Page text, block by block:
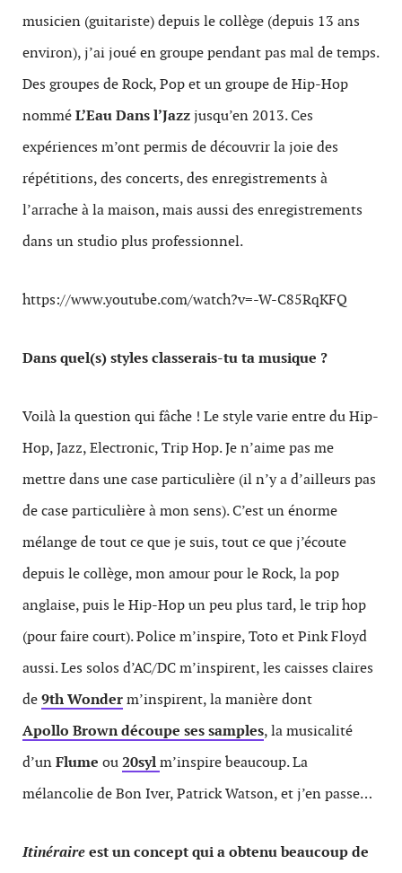
musicien (guitariste) depuis le collège (depuis 13 ans
environ), j’ai joué en groupe pendant pas mal de temps.
Des groupes de Rock, Pop et un groupe de Hip-Hop
nomméL’Eau Dans l’Jazzjusqu’en 2013. Ces
expériences m’ont permis de découvrir la joie des
répétitions, des concerts, des enregistrements à
l’arrache à la maison, mais aussi des enregistrements
dans un studio plus professionnel.
https://www.youtube.com/watch?v=-W-C85RqKFQ
Dans quel(s) styles classerais-tu ta musique ?
Voilà la question qui fâche ! Le style varie entre du Hip-
Hop, Jazz, Electronic, Trip Hop. Je n’aime pas me
mettre dans une case particulière (il n’y a d’ailleurs pas
de case particulière à mon sens). C’est un énorme
mélange de tout ce que je suis, tout ce que j’écoute
depuis le collège, mon amour pour le Rock, la pop
anglaise, puis le Hip-Hop un peu plus tard, le trip hop
(pour faire court). Police m’inspire, Toto et Pink Floyd
aussi. Les solos d’AC/DC m’inspirent, les caisses claires
de9th Wonderm’inspirent, la manière dont
Apollo Brown découpe ses samples, la musicalité
d’unFlume ou20sylm’inspire beaucoup. La
mélancolie de Bon Iver, Patrick Watson, et j’en passe…
Itinéraireestun concept qui a obtenu beaucoup de